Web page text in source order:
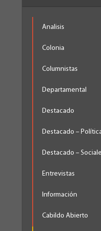
Analisis
Colonia
Columnistas
Departamental
Destacado
Destacado –
Destacado –
Entrevistas
Información
Cabildo Abierto